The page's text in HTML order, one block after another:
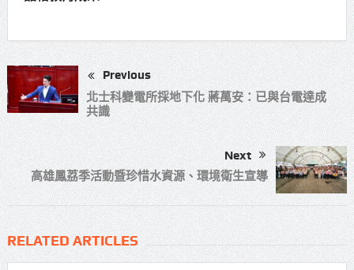
Previous
北士科變電所採地下化 蔣萬安：已與台電達成
共識
Next
高雄鳳荔季活動暨珍惜水資源、環境衛生宣導
RELATED ARTICLES